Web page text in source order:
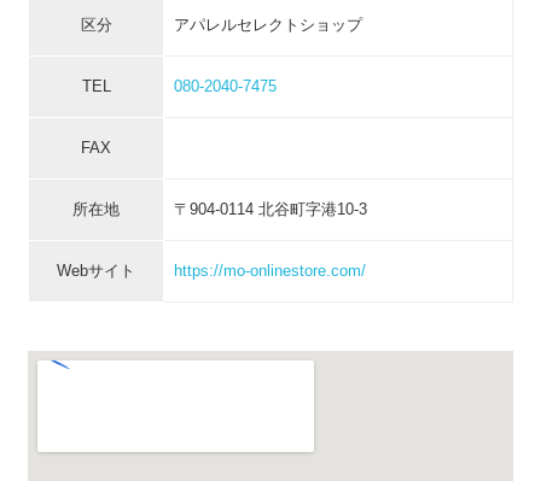
区分 アパレルセレクトショップ
TEL 080-2040-7475
FAX
所在地 〒904-0114 北谷町字港10-3
Webサイト https://mo-onlinestore.com/